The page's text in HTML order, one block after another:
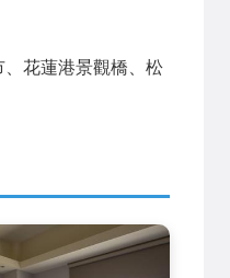
、花蓮港景觀橋、松